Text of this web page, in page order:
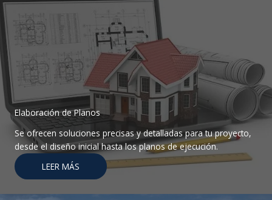
Elaboración de Planos
Se ofrecen soluciones precisas y detalladas para tu proyecto,
desde el diseño inicial hasta los planos de ejecución.
LEER MÁS